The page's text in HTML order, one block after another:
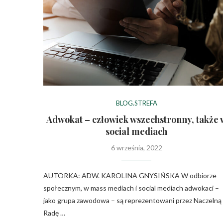
BLOG.STREFA
Adwokat – człowiek wszechstronny, także
social mediach
6 września, 2022
AUTORKA: ADW. KAROLINA GNYSIŃSKA W odbiorze
społecznym, w mass mediach i social mediach adwokaci –
jako grupa zawodowa – są reprezentowani przez Naczelną
Radę …